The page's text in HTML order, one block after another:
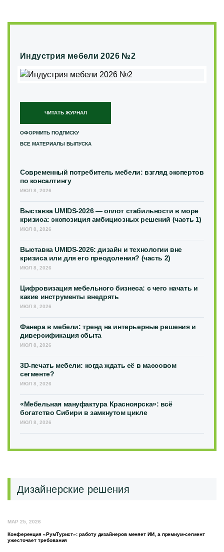
Индустрия мебели 2026 №2
ЧИТАТЬ ЖУРНАЛ
ОФОРМИТЬ ПОДПИСКУ
ВСЕ МАТЕРИАЛЫ ВЫПУСКА
Современный потребитель мебели: взгляд экспертов
по консалтингу
ИЮЛ 8, 2026
Выставка UMIDS-2026 — оплот стабильности в море
кризиса: экспозиция амбициозных решений (часть 1)
ИЮЛ 8, 2026
Выставка UMIDS-2026: дизайн и технологии вне
кризиса или для его преодоления? (часть 2)
ИЮЛ 8, 2026
Цифровизация мебельного бизнеса: с чего начать и
какие инструменты внедрять
ИЮЛ 8, 2026
Фанера в мебели: тренд на интерьерные решения и
диверсификация сбыта
ИЮЛ 8, 2026
3D-печать мебели: когда ждать её в массовом
сегменте?
ИЮЛ 8, 2026
«Мебельная мануфактура Красноярска»: всё
богатство Сибири в замкнутом цикле
ИЮЛ 8, 2026
Дизайнерские решения
МАР 25, 2026
Конференция «РумТурист»: работу дизайнеров меняет ИИ, а премиум-сегмент
ужесточает требования